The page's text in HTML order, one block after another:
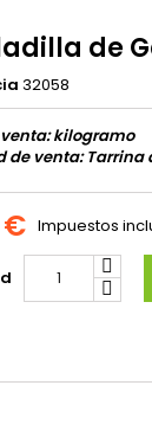
de
32058
kilogramo
de venta: Tarrina
€ Impuestos